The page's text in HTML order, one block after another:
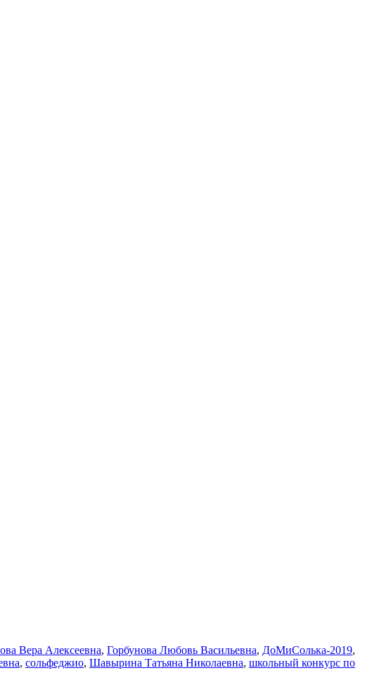
Вера Алексеевна, Горбунова Любовь Васильевна, ДоМиСолька-2019,
, сольфеджио, Шавырина Татьяна Николаевна, школьный конкурс по